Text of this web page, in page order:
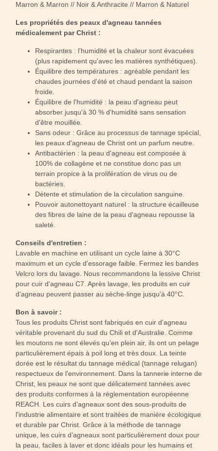
Marron & Marron // Noir & Anthracite // Marron & Naturel
Les propriétés des peaux d'agneau tannées
médicalement par Christ :
Respirantes : l'humidité et la chaleur sont évacuées
(plus rapidement qu'avec les matières synthétiques).
Équilibre des températures : agréable pendant les
chaudes journées d'été et chaud pendant la saison
froide.
Équilibre de l'humidité : la peau d'agneau peut
absorber jusqu'à 30 % d'humidité sans sensation
d'être mouillée.
Sans odeur : Grâce au processus de tannage spécial,
les peaux d'agneau de Christ ont un parfum neutre.
Antibactérien : la peau d'agneau est composée à
100% de collagène et ne constitue donc pas un
terrain propice à la prolifération de virus ou de
bactéries.
Détente et stimulation de la circulation sanguine.
Pouvoir autonettoyant naturel : la structure écailleuse
des fibres de laine de la peau d'agneau repousse la
saleté.
Conseils d'entretien :
Lavable en machine en utilisant un cycle laine à 30°C
maximum et un cycle d'essorage faible. Fermez les bandes
Velcro lors du lavage. Nous recommandons la lessive Christ
pour cuir d’agneau C7. Après lavage, les produits en cuir
d’agneau peuvent passer au sèche-linge jusqu'à 40°C.
Bon à savoir :
Tous les produits Christ sont fabriqués en cuir d’agneau
véritable provenant du sud du Chili et d'Australie. Comme
les moutons ne sont élevés qu’en plein air, ils ont un pelage
particulièrement épais à poil long et très doux. La teinte
dorée est le résultat du tannage médical (tannage relugan)
respectueux de l'environnement. Dans la tannerie interne de
Christ, les peaux ne sont que délicatement tannées avec
des produits conformes à la réglementation européenne
REACH. Les cuirs d’agneaux sont des sous-produits de
l'industrie alimentaire et sont traitées de manière écologique
et durable par Christ. Grâce à la méthode de tannage
unique, les cuirs d’agneaux sont particulièrement doux pour
la peau, faciles à laver et donc idéals pour les humains et